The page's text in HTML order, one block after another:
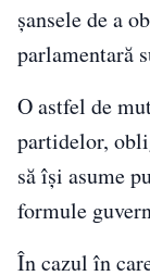
șansele de a
parlamentară
O astfel de
partidelor,
să își asume
formule
În cazul în